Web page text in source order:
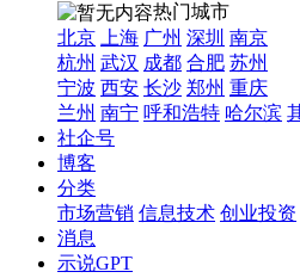
热门城市
北京
上海 广州 深圳 南京
杭州 武汉 成都 合肥 苏州
宁波 西安 长沙 郑州 重庆
兰州 南宁 呼和浩特 哈尔滨
社企号
博客
分类
市场营销 信息技术 创业投资
消息
示说GPT